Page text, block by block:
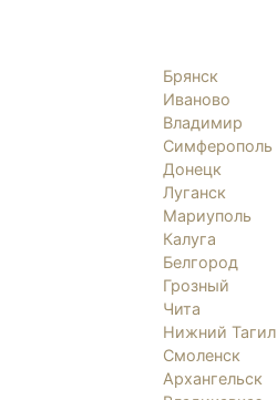
Брянск
Иваново
Владимир
Симферополь
Донецк
Луганск
Мариуполь
Калуга
Белгород
Грозный
Чита
Нижний Тагил
Смоленск
Архангельск